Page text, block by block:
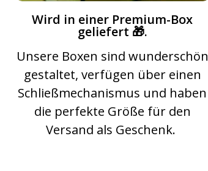
Wird in einer Premium-Box
geliefert 🎁.
Unsere Boxen sind wunderschön
gestaltet, verfügen über einen
Schließmechanismus und haben
die perfekte Größe für den
Versand als Geschenk.